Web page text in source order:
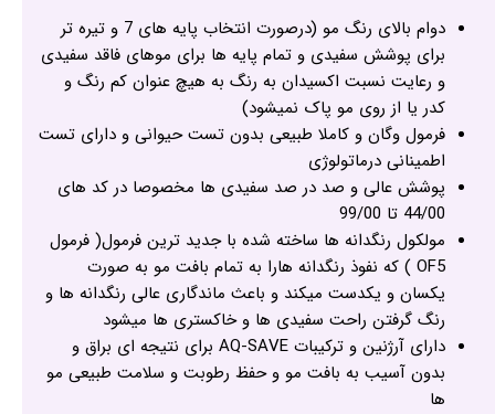
دوام بالای رنگ مو (درصورت انتخاب پایه های 7 و تیره تر
برای پوشش سفیدی و تمام پایه ها برای موهای فاقد سفیدی
و رعایت نسبت اکسیدان به رنگ به هیچ عنوان کم رنگ و
کدر یا از روی مو پاک نمیشود)
فرمول وگان و کاملا طبیعی بدون تست حیوانی و دارای تست
اطمینانی درماتولوژی
پوشش عالی و صد در صد سفیدی ها مخصوصا در کد های
44/00 تا 99/00
مولکول رنگدانه ها ساخته شده با جدید ترین فرمول( فرمول
OF5 ) که نفوذ رنگدانه هارا به تمام بافت مو به صورت
یکسان و یکدست میکند و باعث ماندگاری عالی رنگدانه ها و
رنگ گرفتن راحت سفیدی ها و خاکستری ها میشود
دارای آرژنین و ترکیبات AQ-SAVE برای نتیجه ای براق و
بدون آسیب به بافت مو و حفظ رطوبت و سلامت طبیعی مو
ها